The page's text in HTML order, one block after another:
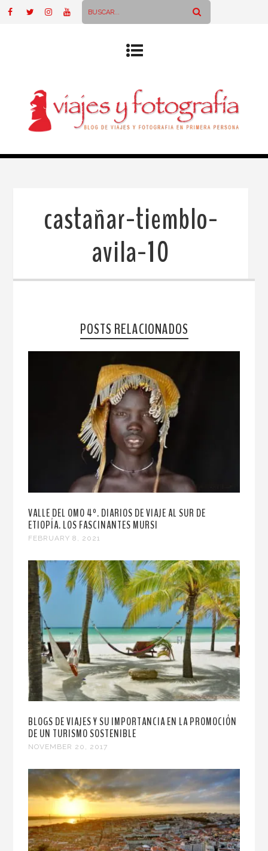
castañar-tiemblo-
avila-10
POSTS RELACIONADOS
VALLE DEL OMO 4º. DIARIOS DE VIAJE AL SUR DE
ETIOPÍA. LOS FASCINANTES MURSI
FEBRUARY 8, 2021
BLOGS DE VIAJES Y SU IMPORTANCIA EN LA PROMOCIÓN
DE UN TURISMO SOSTENIBLE
NOVEMBER 20, 2017